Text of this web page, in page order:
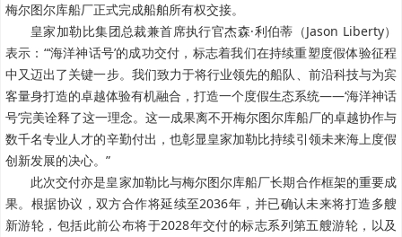
梅尔图尔库船厂正式完成船舶所有权交接。
皇家加勒比集团总裁兼首席执行官杰森·利伯蒂（Jason Liberty）
表示：“‘海洋神话号’的成功交付，标志着我们在持续重塑度假体验征程
中又迈出了关键一步。我们致力于将行业领先的船队、前沿科技与为宾
客量身打造的卓越体验有机融合，打造一个度假生态系统——‘海洋神话
号’完美诠释了这一理念。这一成果离不开梅尔图尔库船厂的卓越协作与
数千名专业人才的辛勤付出，也彰显皇家加勒比持续引领未来海上度假
创新发展的决心。”
此次交付亦是皇家加勒比与梅尔图尔库船厂长期合作框架的重要成
果。根据协议，双方合作将延续至2036年，并已确认未来将打造多艘
新游轮，包括此前公布将于2028年交付的标志系列第五艘游轮，以及